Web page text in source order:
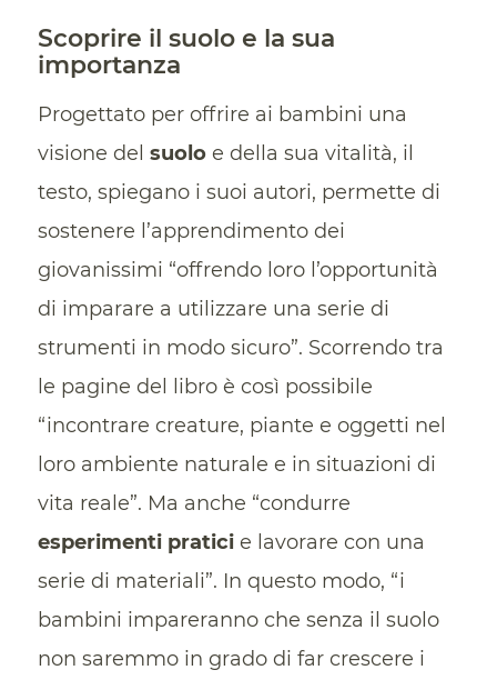
Scoprire il suolo e la sua
importanza
Progettato per offrire ai bambini una
visione del suoloe della sua vitalità, il
testo, spiegano i suoi autori, permette di
sostenere l’apprendimento dei
giovanissimi “offrendo loro l’opportunità
di imparare a utilizzare una serie di
strumenti in modo sicuro”. Scorrendo tra
le pagine del libro è così possibile
“incontrare creature, piante e oggetti nel
loro ambiente naturale e in situazioni di
vita reale”. Ma anche “condurre
esperimenti praticie lavorare con una
serie di materiali”. In questo modo, “i
bambini impareranno che senza il suolo
non saremmo in grado di far crescere i